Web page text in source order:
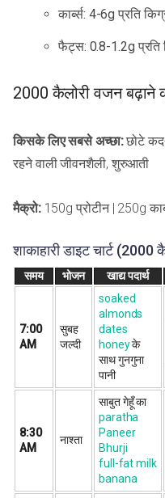
कार्ब्स: 4-6g प्रति
फैट्स: 0.8-1.2g प्रति
2000 कैलोरी वजन बढ़ाने
किसके लिए सबसे अच्छा:छोटे
रहने वाली जीवनशैली, शुरुआती
मैक्रो:150g प्रोटीन | 250g
शाकाहारी डाइट चार्ट (2000
समय भोजन खाद्य पदार्थ
7:00
AM
सुबह
जल्दी
soaked
almonds
dates
honeyके
साथ गुनगुना
पानी
8:30
AM
नाश्ता
साबुत गेहूँ का
paratha
Paneer
Bhurji
full-fat milk
banana